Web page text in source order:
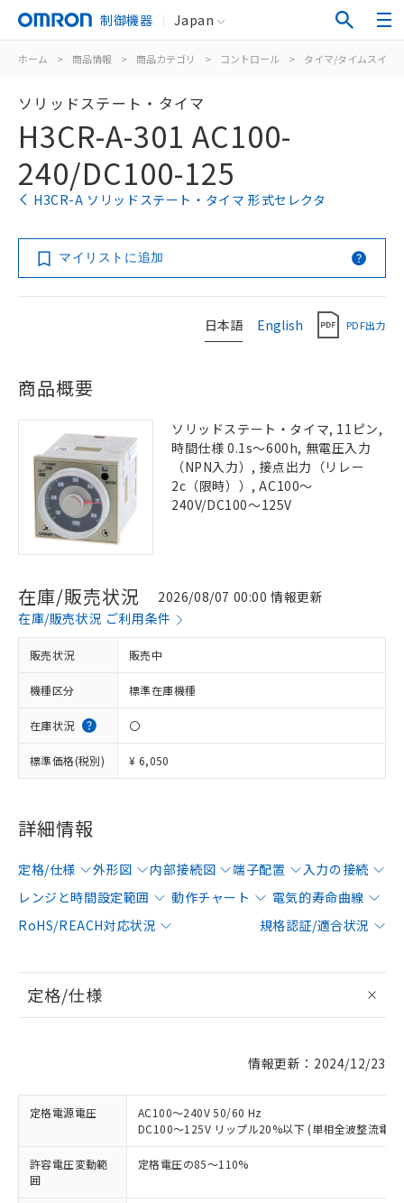
制御機器 Japan
ホーム > 商品情報 > 商品カテゴリ > コントロール > タイマ/タイムスイッ
ソリッドステート・タイマ
H3CR-A-301 AC100-
240/DC100-125
H3CR-A ソリッドステート・タイマ 形式セレクタ
マイリストに追加
日本語 English PDF出力
商品概要
ソリッドステート・タイマ, 11ピン,
時間仕様 0.1s～600h, 無電圧入力
（NPN入力）, 接点出力（リレー
2c（限時））, AC100～
240V/DC100～125V
在庫/販売状況
2026/08/07 00:00 情報更新
在庫/販売状況 ご利用条件
販売状況 販売中
機種区分 標準在庫機種
在庫状況 〇
標準価格(税別) ¥ 6,050
詳細情報
定格/仕様 外形図 内部接続図 端子配置
入力の接続
レンジと時間設定範囲
動作チャート
電気的寿命曲線
RoHS/REACH対応状況
規格認証/適合状況
定格/仕様
情報更新：2024/12/23
定格電源電圧
AC100～240V 50/60 Hz
DC100～125V リップル20%以下 (単相全波整流電
許容電圧変動範
囲
定格電圧の85～110%